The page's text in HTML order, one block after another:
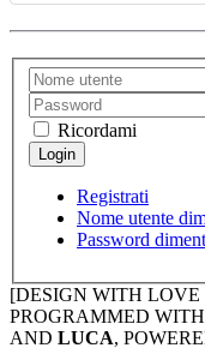
Ricordami
Registrati
Nome utente
Password
[DESIGN WITH LOVE
PROGRAMMED
AND LUCA,